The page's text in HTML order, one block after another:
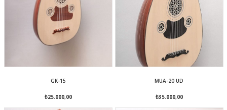
GK-15
₺25.000,00
MUA-20 UD
₺35.000,00